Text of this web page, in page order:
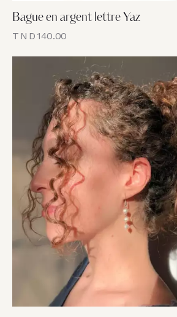
Bague en argent lettre Yaz
TND 140.00